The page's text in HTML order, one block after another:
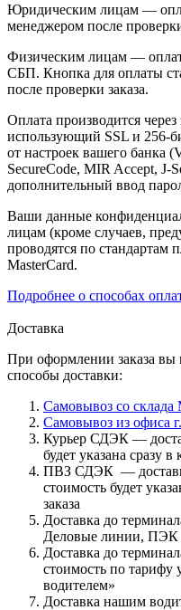
Юридическим лицам —
менеджером после
Физическим лицам —
СБП. Кнопка для оплаты
после проверки заказа.
Оплата производится
использующий SSL и 256-
от настроек вашего банка
SecureCode, MIR Accept, J-
дополнительный ввод
Ваши данные
лицам (кроме случаев,
проводятся по
MasterCard.
Подробнее о способах
Доставка
При оформлении заказа вы
способы доставки:
Самовывоз со
Самовывоз из офиса
Курьер СДЭК —
будет указана сразу
ПВЗ СДЭК —
стоимость будет
заказа
Доставка до
Деловые линии, ПЭК
Доставка до
стоимость по тарифу
водителем»
Доставка нашим